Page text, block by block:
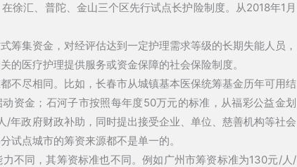
徐汇、普陀、金山三个区先行试点长护险制度。从2018年1月
筹集资金，对经评估达到一定护理需求等级的长期失能人员，
的医疗护理提供服务或资金保障的社会保险制度。
不尽相同。比如，长春市从城镇基本医保统筹基金历年可用结
资金；石河子市按照每年度50万元的标准，从福彩公益金划
年政府财政补助，同时提出接受企业、单位、慈善机构等社会
试点城市的筹资来源都不是单一的。
不同，其筹资标准也不同。例如广州市筹资标准为130元/人/